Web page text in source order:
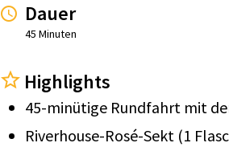
Dauer
45 Minuten
Highlights
45-minütige Rundfahrt mit
Riverhouse-Rosé-Sekt (1